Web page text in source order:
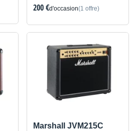
200 €d'occasion(1 offre)
Marshall JVM215C